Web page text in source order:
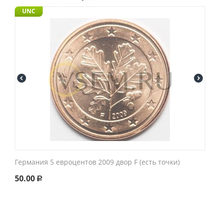
UNC
Германия 5 евроцентов 2009 двор F (есть точки)
50.00 Р